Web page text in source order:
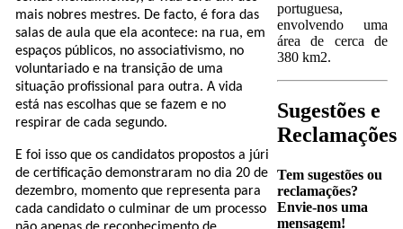
mais nobres mestres. De facto, é fora das
salas de aula que ela acontece: na rua, em
espaços públicos, no associativismo, no
voluntariado e na transição de uma
situação profissional para outra. A vida
está nas escolhas que se fazem e no
respirar de cada segundo.
E foi isso que os candidatos propostos a júri
de certificação demonstraram no dia 20 de
dezembro, momento que representa para
cada candidato o culminar de um processo
portuguesa,
envolvendo uma
área de cerca de
380 km2.
Sugestões e
Reclamações
Tem sugestões ou
reclamações?
Envie-nos uma
mensagem!